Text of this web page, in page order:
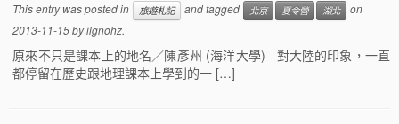
This entry was posted in 旅遊札記 and tagged 北京 夏令營 湖北
on
2013-11-15byilgnohz.
原來不只是課本上的地名／陳彥州 (海洋大學) 對大陸的印象，一直
都停留在歷史跟地理課本上學到的一 […]